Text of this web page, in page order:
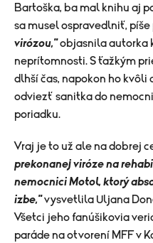
Bartoška, ba mal knihu aj
sa musel ospravedlniť,
virózou,"objasnila autorka
neprítomnosti. S ťažkým
dlhší čas, napokon ho
odviezť sanitka do
poriadku.
Vraj je to už ale na dobrej
prekonanej viróze na
nemocnici Motol, ktorý
izbe,"vysvetlila Uljana
Všetci jeho fanúšikovia
paráde na otvorení MFF v